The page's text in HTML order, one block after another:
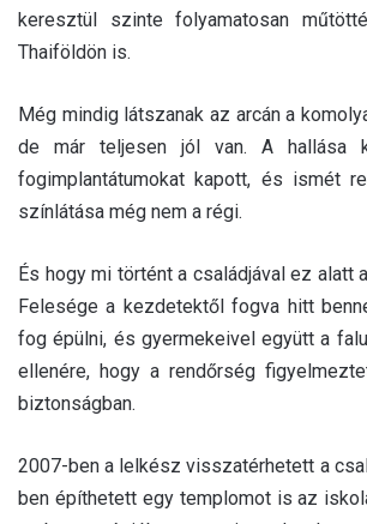
keresztül szinte folyamatosan
Thaiföldön is.
Még mindig látszanak az arcán a
de már teljesen jól van. A hallása
fogimplantátumokat kapott, és ismét
színlátása még nem a régi.
És hogy mi történt a családjával ez alatt
Felesége a kezdetektől fogva hitt
fog épülni, és gyermekeivel együtt a
ellenére, hogy a rendőrség
biztonságban.
2007-ben a lelkész visszatérhetett a
ben építhetett egy templomot is az